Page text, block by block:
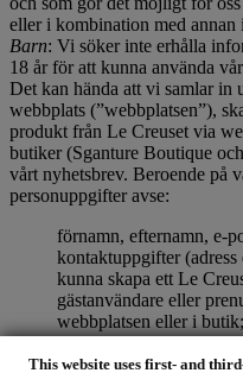
This website uses first- and
eller i kombination med annan
Barn: Vi söker inte erhålla
18 år för att kunna använda
Det kan hända att vi samlar in
webbplats (”webbplatsen”),
produkt från Le Creuset via
butiker (Sganture Boutique
vårt nyhetsbrev. Beroende på
personuppgifter avse:
förnamn, efternamn, e-
kontaktuppgifter
kunna skapa ett Le
gästanvändare eller
webbplatsen eller i butik;
uppgifter om dina köp
för köpet,